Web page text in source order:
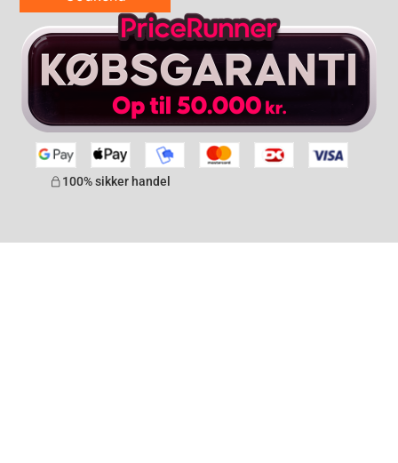
100% sikker handel